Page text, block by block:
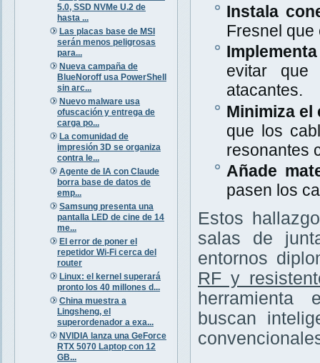
5.0, SSD NVMe U.2 de
hasta ...
Las placas base de MSI
serán menos peligrosas
para...
Nueva campaña de
BlueNoroff usa PowerShell
sin arc...
Nuevo malware usa
ofuscación y entrega de
carga po...
La comunidad de
impresión 3D se organiza
contra le...
Agente de IA con Claude
borra base de datos de
emp...
Samsung presenta una
pantalla LED de cine de 14
me...
El error de poner el
repetidor Wi-Fi cerca del
router
Linux: el kernel superará
pronto los 40 millones d...
China muestra a
Lingsheng, el
superordenador a exa...
NVIDIA lanza una GeForce
RTX 5070 Laptop con 12
GB...
Instala
Fresnel que
evitar que
atacantes.
Minimiza el
que los
resonantes
Añade
pasen los
Estos
salas de
entornos
RF y
herramienta
buscan